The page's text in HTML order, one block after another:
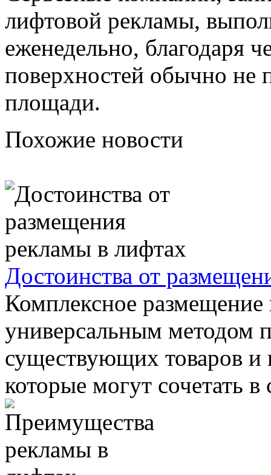
лифтовой рекламы,
еженедельно, благодаря
поверхностей обычно не
площади.
Похожие новости
Достоинства от
Комплексное
универсальным методом
существующих товаров и
которые могут сочетать в